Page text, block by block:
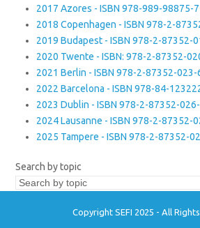
2017 Azores - ISBN 978-989-98875-
2018 Copenhagen - ISBN 978-2-
2019 Budapest - ISBN 978-2-87352-
2020 Twente - ISBN: 978-2-87352-
2021 Berlin - ISBN 978-2-87352-023-
2022 Barcelona - ISBN 978-84-
2023 Dublin - ISBN 978-2-87352-
2024 Lausanne - ISBN 978-2-87352-
2025 Tampere - ISBN 978-2-87352-
Search by topic
Copyright SEFI 2025 - All